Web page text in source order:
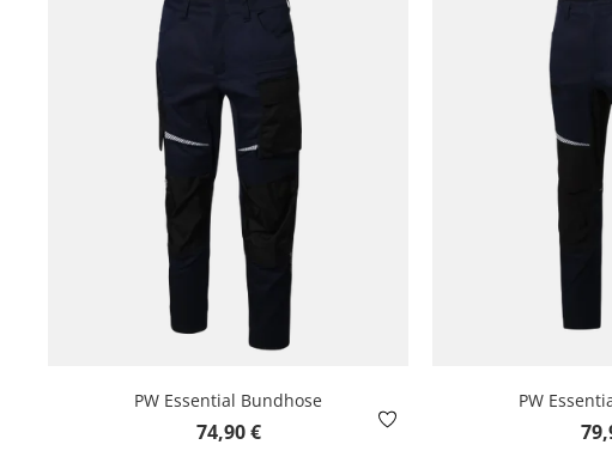
PW Essential Bundhose
Regulärer Preis:
74,90 €
PW